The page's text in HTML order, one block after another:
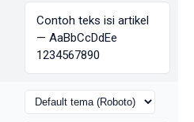
Contoh teks isi artikel
— AaBbCcDdEe
1234567890